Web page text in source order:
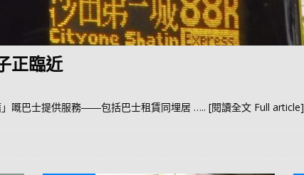
正臨近
嘅巴士提供服務――包括巴士租賃同埋居 ….. [閱讀全文 Full article]